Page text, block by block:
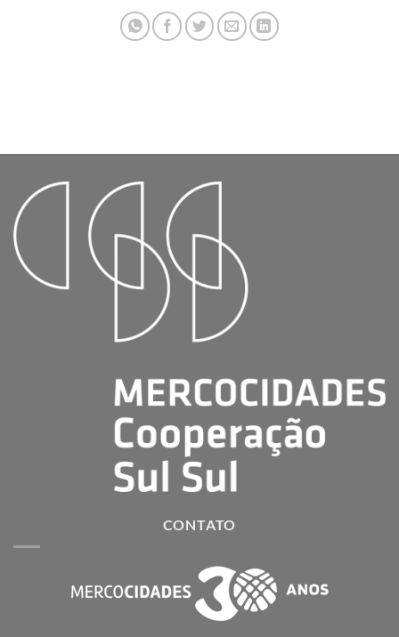
CONTATO